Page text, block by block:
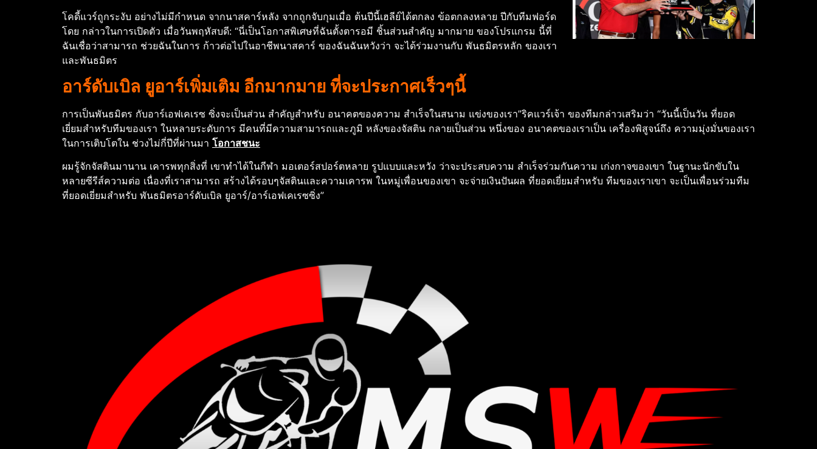
โคดี้แวร์ถูกระงับ อย่างไม่มีกําหนด จากนาสคาร์หลัง จากถูกจับกุมเมื่อ ต้นปีนี้เฮลีย์ได้ตกลง ข้อตกลงหลาย ปีกับทีมฟอร์ด
โดย กล่าวในการเปิดตัว เมื่อวันพฤหัสบดี: “นี่เป็นโอกาสพิเศษที่ฉันตั้งตารอมี ชิ้นส่วนสําคัญ มากมาย ของโปรแกรม นี้ที่
ฉันเชื่อว่าสามารถ ช่วยฉันในการ ก้าวต่อไปในอาชีพนาสคาร์ ของฉันฉันหวังว่า จะได้ร่วมงานกับ พันธมิตรหลัก ของเรา
และพันธมิตร
อาร์ดับเบิล ยูอาร์เพิ่มเติม อีกมากมาย ที่จะประกาศเร็วๆนี้
การเป็นพันธมิตร กับอาร์เอฟเคเรซ ซิ่งจะเป็นส่วน สําคัญสําหรับ อนาคตของความ สําเร็จในสนาม แข่งของเรา”ริคแวร์เจ้า ของทีมกล่าวเสริมว่า “วันนี้เป็นวัน ที่ยอด
เยี่ยมสําหรับทีมของเรา ในหลายระดับการ มีคนที่มีความสามารถและภูมิ หลังของจัสติน กลายเป็นส่วน หนึ่งของ อนาคตของเราเป็น เครื่องพิสูจน์ถึง ความมุ่งมั่นของเรา
ในการเติบโตใน ช่วงไม่กี่ปีที่ผ่านมา โอกาสชนะ
ผมรู้จักจัสตินมานาน เคารพทุกสิ่งที่ เขาทําได้ในกีฬา มอเตอร์สปอร์ตหลาย รูปแบบและหวัง ว่าจะประสบความ สําเร็จร่วมกันความ เก่งกาจของเขา ในฐานะนักขับใน
หลายซีรีส์ความต่อ เนื่องที่เราสามารถ สร้างได้รอบๆจัสตินและความเคารพ ในหมู่เพื่อนของเขา จะจ่ายเงินปันผล ที่ยอดเยี่ยมสําหรับ ทีมของเราเขา จะเป็นเพื่อนร่วมทีม
ที่ยอดเยี่ยมสําหรับ พันธมิตรอาร์ดับเบิล ยูอาร์/อาร์เอฟเคเรซซิ่ง”